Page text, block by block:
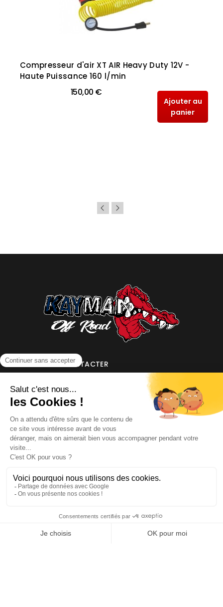
Compresseur d'air XT AIR Heavy Duty 12V -
Haute Puissance 160 l/min
150,00 €
Ajouter au
panier
NOUS CONTACTER
INFORMATIONS
NOS PARTENAIRES
HORAIRES D'OUVERTURE
Création site ecommerce : SFIlMentions Légales